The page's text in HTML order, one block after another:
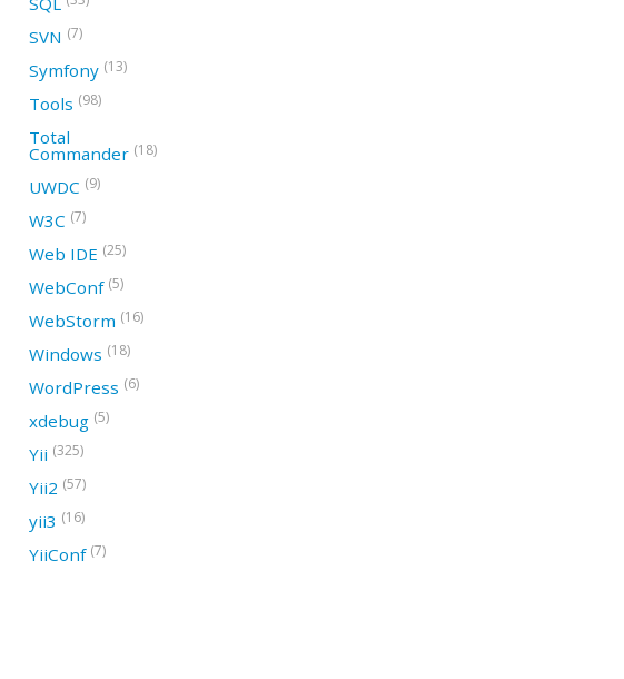
SVN (7)
Symfony (13)
Tools (98)
Total
Commander (18)
UWDC (9)
W3C (7)
Web IDE (25)
WebConf (5)
WebStorm (16)
Windows (18)
WordPress (6)
xdebug (5)
Yii (325)
Yii2 (57)
yii3 (16)
YiiConf (7)